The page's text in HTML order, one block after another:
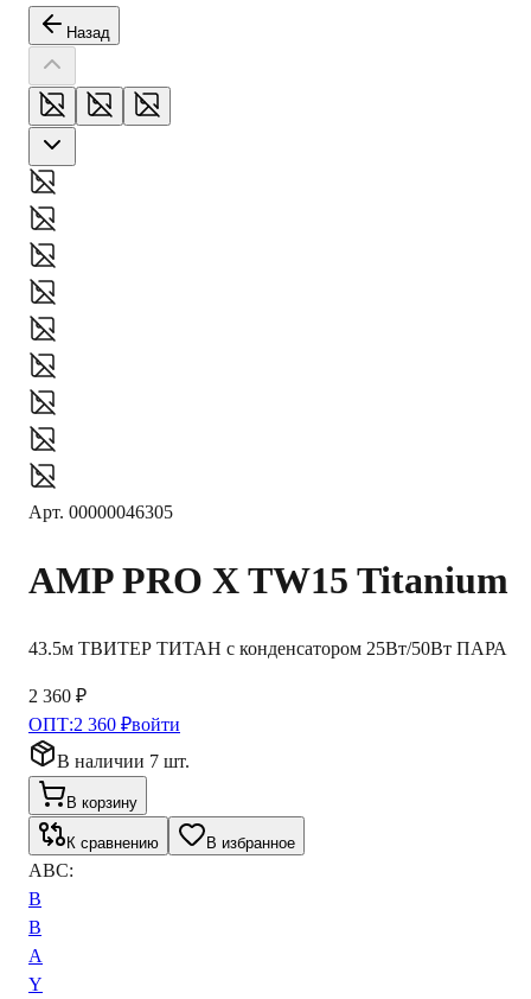
Назад
Арт. 00000046305
AMP PRO X TW15 Titanium
43.5м ТВИТЕР ТИТАН с конденсатором 25Вт/50Вт ПАРА
2 360 ₽
ОПТ:2 360 ₽войти
В наличии 7 шт.
В корзину
К сравнению В избранное
ABC:
B
B
A
Y